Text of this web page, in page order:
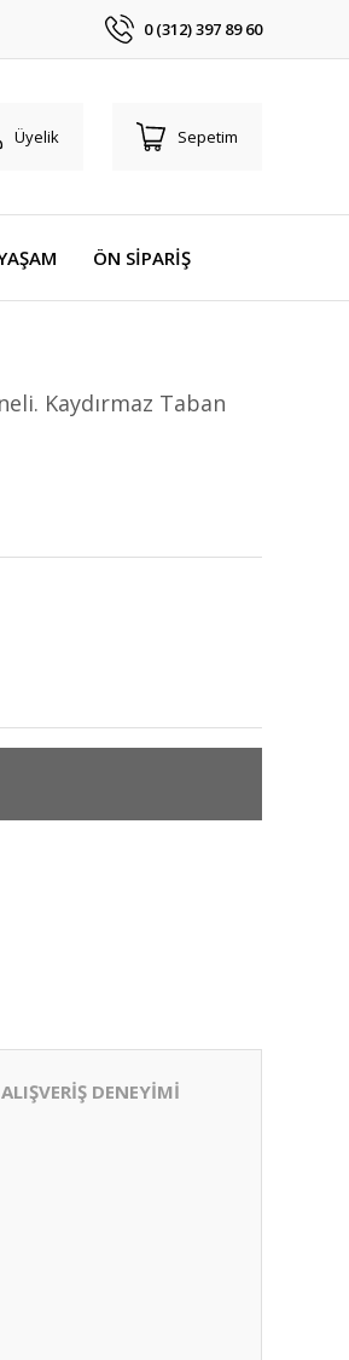
0 (312) 397 89 60
Üyelik Sepetim
ÖN SİPARİŞ
Kaydırmaz Taban
ALIŞVERİŞ DENEYİMİ